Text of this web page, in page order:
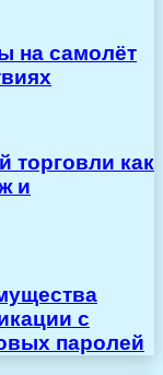
на самолёт
торговли как
и
с
паролей